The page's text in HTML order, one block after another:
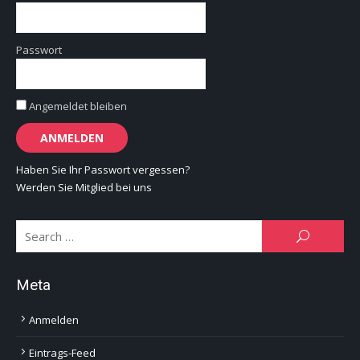
Passwort
Angemeldet bleiben
Haben Sie Ihr Passwort vergessen?
Werden Sie Mitglied bei uns
SEARCH
Meta
Anmelden
Eintrags-Feed